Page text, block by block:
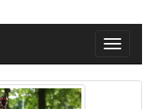
Toggle